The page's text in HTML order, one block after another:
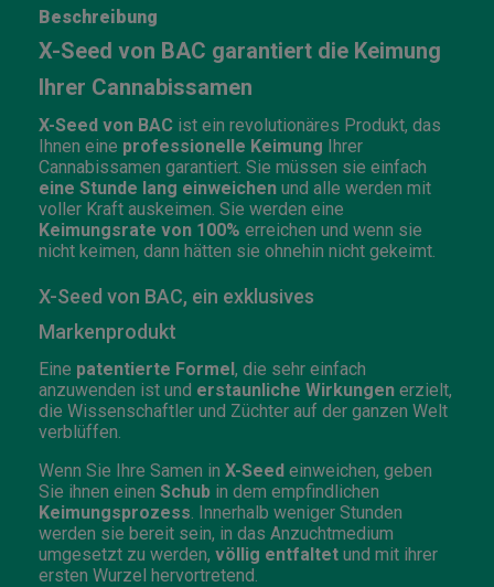
Beschreibung
X-Seed von BAC garantiert die Keimung
Ihrer Cannabissamen
X-Seed von BAC ist ein revolutionäres Produkt, das
Ihnen eine professionelle Keimung Ihrer
Cannabissamen garantiert. Sie müssen sie einfach
eine Stunde lang einweichen und alle werden mit
voller Kraft auskeimen. Sie werden eine
Keimungsrate von 100% erreichen und wenn sie
nicht keimen, dann hätten sie ohnehin nicht gekeimt.
X-Seed von BAC, ein exklusives
Markenprodukt
Eine patentierte Formel, die sehr einfach
anzuwenden ist und erstaunliche Wirkungen erzielt,
die Wissenschaftler und Züchter auf der ganzen Welt
verblüffen.
Wenn Sie Ihre Samen in X-Seed einweichen, geben
Sie ihnen einen Schub in dem empfindlichen
Keimungsprozess . Innerhalb weniger Stunden
werden sie bereit sein, in das Anzuchtmedium
umgesetzt zu werden, völlig entfaltet und mit ihrer
ersten Wurzel hervortretend.